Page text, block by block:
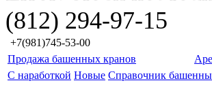
(812) 294-97-15
+7(981)745-53-00
Продажа башенных кранов
С наработкой Новые Справочник